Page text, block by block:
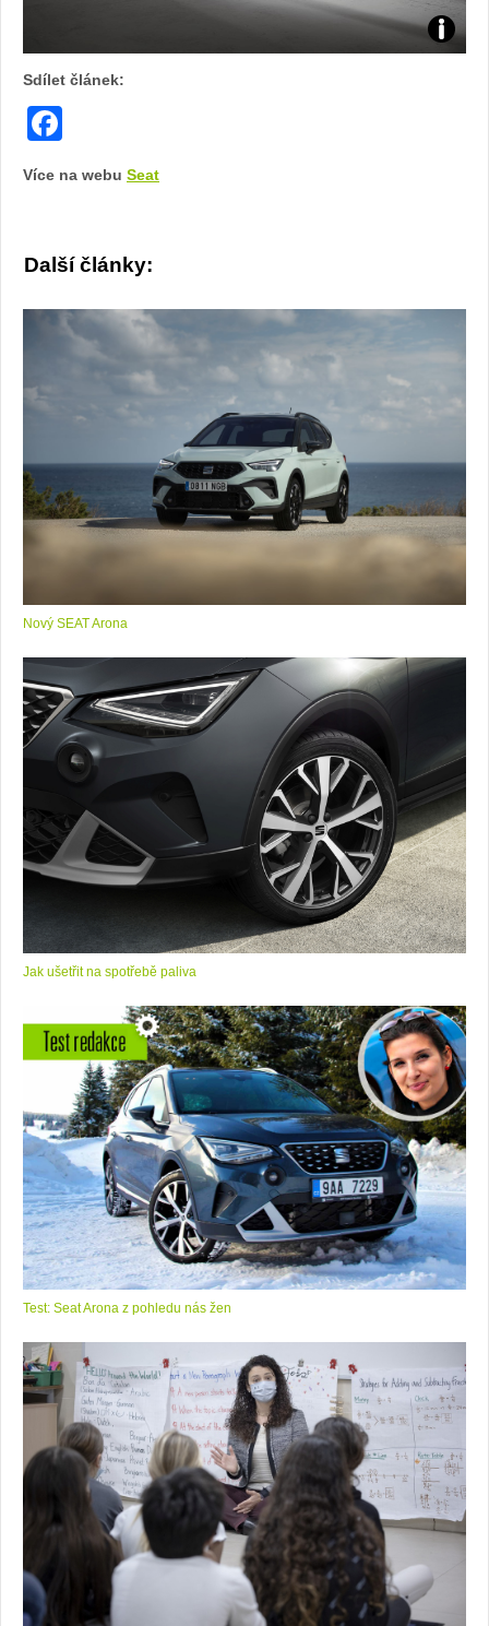
Zdroj:
Sdílet článek:
Více na webu Seat
Další články:
Nový SEAT Arona
Jak ušetřit na spotřebě paliva
Test: Seat Arona z pohledu nás žen